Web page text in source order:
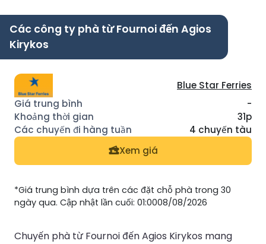
Các công ty phà từ Fournoi đến Agios
Kirykos
Blue Star Ferries
-
31p
4 chuyến tàu
Xem giá
*Giá trung bình dựa trên các đặt chỗ phà trong 30
ngày qua. Cập nhật lần cuối: 01:0008/08/2026
Chuyến phà từ Fournoi đến Agios Kirykos mang